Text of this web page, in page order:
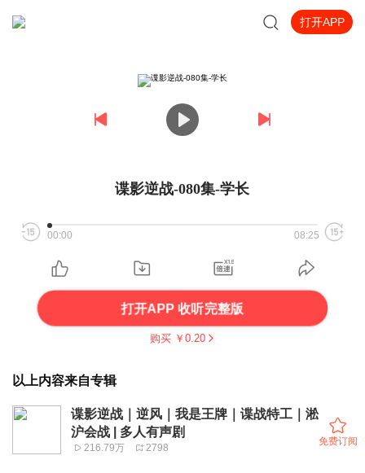
打开APP
谍影逆战-080集-学长
00:00 08:25
打开APP 收听完整版
购买 ￥ 0.20
以上内容来自专辑
谍影逆战｜逆风｜我是王牌｜谍战特工｜淞
沪会战 | 多人有声剧
216.79万 2798
免费订阅